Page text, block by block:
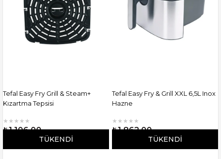
TÜKENDI
Tefal Easy Fry Grill & Steam+
Kızartma Tepsisi
★ ★ ★ ★ ★
₺1.106,00
TÜKENDI
Tefal Easy Fry & Grill XXL 6,5L Inox
Hazne
★ ★ ★ ★ ★
₺1.862,00